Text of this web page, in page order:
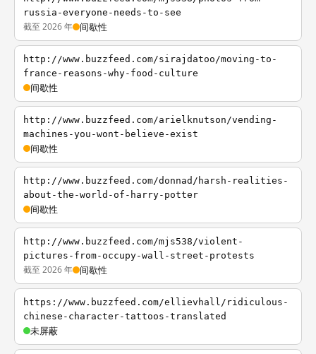
russia-everyone-needs-to-see
截至 2026 年 间歇性
http://www.buzzfeed.com/sirajdatoo/moving-to-
france-reasons-why-food-culture
间歇性
http://www.buzzfeed.com/arielknutson/vending-
machines-you-wont-believe-exist
间歇性
http://www.buzzfeed.com/donnad/harsh-realities-
about-the-world-of-harry-potter
间歇性
http://www.buzzfeed.com/mjs538/violent-
pictures-from-occupy-wall-street-protests
截至 2026 年 间歇性
https://www.buzzfeed.com/ellievhall/ridiculous-
chinese-character-tattoos-translated
未屏蔽